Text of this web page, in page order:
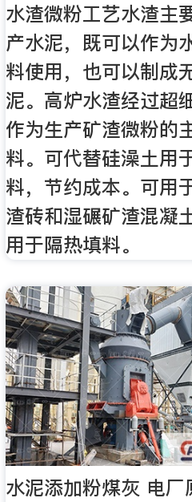
水渣微粉工艺水渣主
产水泥，既可以作为
料使用，也可以制成
泥。高炉水渣经过超
作为生产矿渣微粉的
料。可代替硅澡土用
料，节约成本。可用
渣砖和湿碾矿渣混凝
用于隔热填料。
水泥添加粉煤灰 电厂